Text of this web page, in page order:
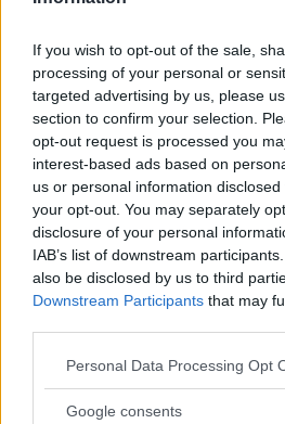
If you wish to opt-out of the sale,
processing of your personal or
targeted advertising by us, please
section to confirm your selection.
opt-out request is processed you
interest-based ads based on
us or personal information
your opt-out. You may separately
disclosure of your personal
IAB’s list of downstream
also be disclosed by us to third
Downstream Participants that may
Please note that this website/app
not limited to your visit or usage
Personal Data Processing Opt
Google consents
BODY CARE
Funghi in piscina